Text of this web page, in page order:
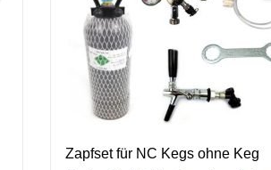
Zapfset für NC Kegs ohne Keg